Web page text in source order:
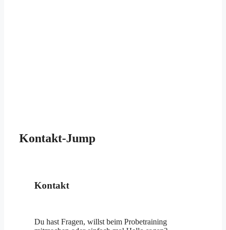
Kontakt-Jump
Kontakt
Du hast Fragen, willst beim Probetraining